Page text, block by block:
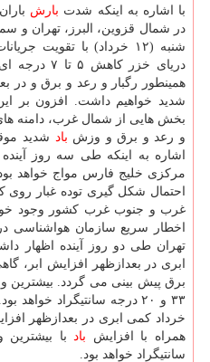
با اشاره به اینكه شدت بارش
در شمال قزوین، البرز، تهران و
شنبه (۱۲ خرداد) با
دریای خزر كاهش ۵ تا ۷ درجه ای دمای
همینطور رگبار و رعد و برق و در
شدید خواهیم داشت. افزون بر
بخش هایی از شمال غرب، دامنه
و رعد و برق و وزش باد شدید
اشاره به اینكه طی سه روز
مركزی خلیج فارس مواج خواهد
احتمال شكل گیری توده غبار روی
غرب و جنوب غرب كشور وجود
اخطار سریع سازمان هواشناسی در
ابری در بعدازظهر افزایش ابر،
برق پیش بینی می گردد. بیشترین و
خرداد كمی ابری در بعدازظهر
همراه با افزایش باد
سانتیگراد خواهد بود.